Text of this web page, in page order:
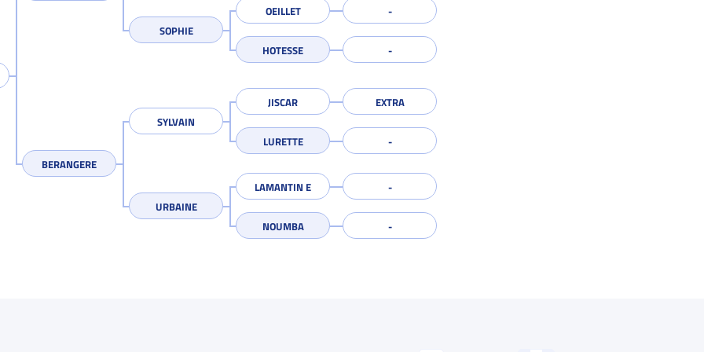
SOPHIE
OEILLET
HOTESSE
BERANGERE
SYLVAIN
JISCAR EXTRA
LURETTE
URBAINE
LAMANTIN E
NOUMBA